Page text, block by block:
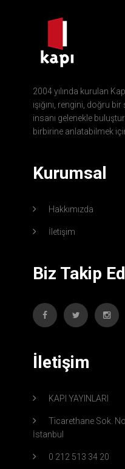
2004 yılında kurulan
ışığını, rengini, doğru
insanı gelenekle
birbirine anlatabilmek
Kurumsal
Hakkımızda
İletişim
Biz Takip
İletişim
KAPI YAYINLARI
Ticarethane Sok.
İstanbul
0 212 513 34 20